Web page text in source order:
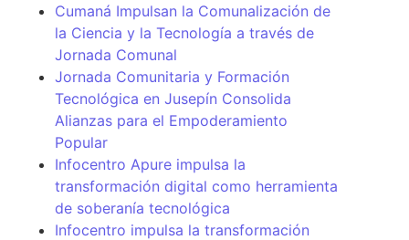
Cumaná Impulsan la Comunalización de
la Ciencia y la Tecnología a través de
Jornada Comunal
Jornada Comunitaria y Formación
Tecnológica en Jusepín Consolida
Alianzas para el Empoderamiento
Popular
Infocentro Apure impulsa la
transformación digital como herramienta
de soberanía tecnológica
Infocentro impulsa la transformación